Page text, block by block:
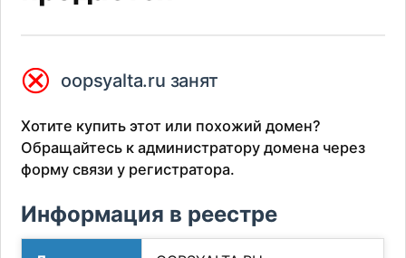
⮿ oopsyalta.ru занят
Хотите купить этот или похожий домен?
Обращайтесь к администратору домена через
форму связи у регистратора.
Информация в реестре